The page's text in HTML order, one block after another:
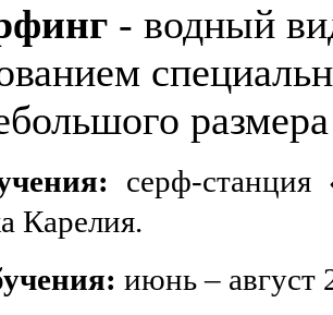
- водный
серф-станция
Карелия.
: июнь – август